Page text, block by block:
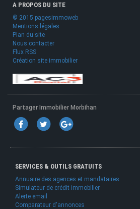
A PROPOS DU SITE
© 2015 pagesimmoweb
Mentions légales
Plan du site
Nous contacter
Flux RSS
Création site immobilier
Partager Immobilier Morbihan
SERVICES & OUTILS GRATUITS
Annuaire des agences et mandataires
Simulateur de crédit immobilier
Alerte email
Comparateur d'annonces